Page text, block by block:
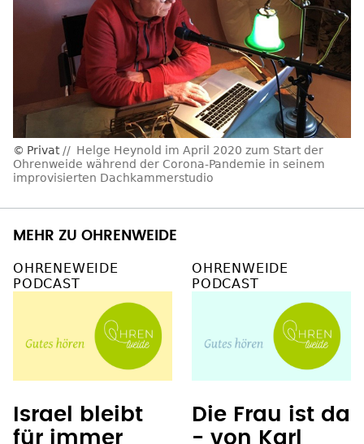
Privat
Helge Heynold im April 2020 zum Start der
Ohrenweide während der Corona-Pandemie in seinem
improvisierten Dachkammerstudio
MEHR ZU OHRENWEIDE
OHRENEWEIDE
PODCAST
Israel bleibt
für immer
OHRENWEIDE
PODCAST
Die Frau ist da
- von Karl